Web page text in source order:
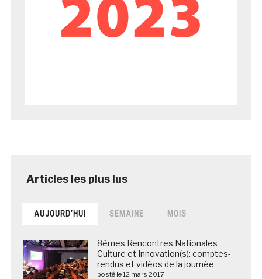
AUJOURD’HUI SEMAINE MOIS
8èmes Rencontres Nationales
Culture et Innovation(s): comptes-
rendus et vidéos de la journée
posté le 12 mars 2017